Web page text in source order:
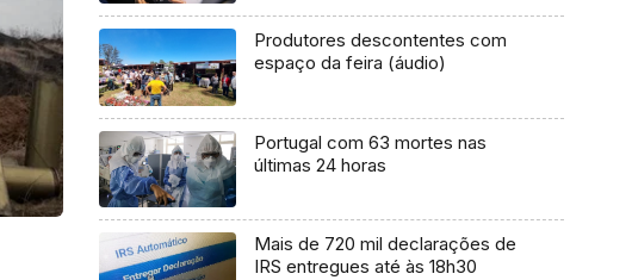
Produtores descontentes com
espaço da feira (áudio)
Portugal com 63 mortes nas
últimas 24 horas
Mais de 720 mil declarações de
IRS entregues até às 18h30